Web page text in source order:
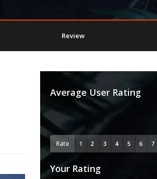
Review
Average User Rating
Rate
Your Rating